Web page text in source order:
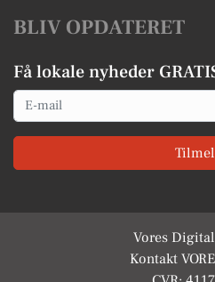
BLIV OPDATERET
Få lokale nyheder
Email
Vores
Kontakt